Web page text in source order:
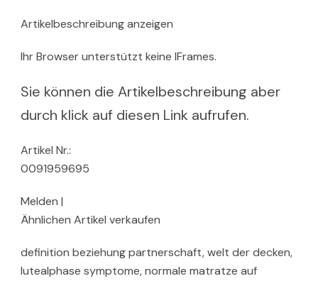
Artikelbeschreibung anzeigen
Ihr Browser unterstützt keine IFrames.
Sie können die Artikelbeschreibung aber
durch klick auf diesen Link aufrufen.
Artikel Nr.:
0091959695
Melden |
Ähnlichen Artikel verkaufen
definition beziehung partnerschaft, welt der decken,
lutealphase symptome, normale matratze auf